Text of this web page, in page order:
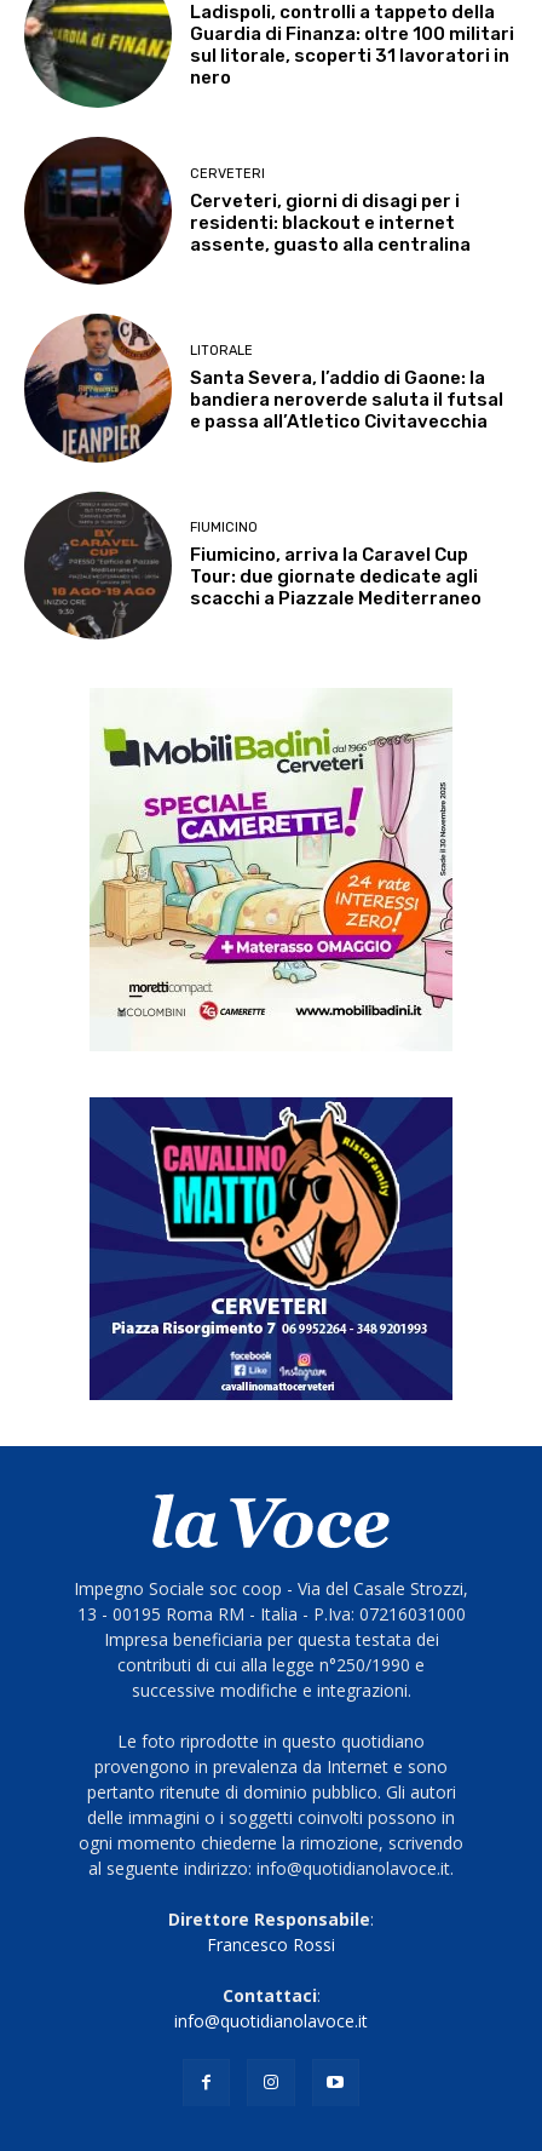
Ladispoli, controlli a tappeto della
Guardia di Finanza: oltre 100 militari
sul litorale, scoperti 31 lavoratori in
nero
CERVETERI
Cerveteri, giorni di disagi per i
residenti: blackout e internet
assente, guasto alla centralina
LITORALE
Santa Severa, l’addio di Gaone: la
bandiera neroverde saluta il futsal
e passa all’Atletico Civitavecchia
FIUMICINO
Fiumicino, arriva la Caravel Cup
Tour: due giornate dedicate agli
scacchi a Piazzale Mediterraneo
Impegno Sociale soc coop - Via del Casale Strozzi,
13 - 00195 Roma RM - Italia - P.Iva: 07216031000
Impresa beneficiaria per questa testata dei
contributi di cui alla legge n°250/1990 e
successive modifiche e integrazioni.
Le foto riprodotte in questo quotidiano
provengono in prevalenza da Internet e sono
pertanto ritenute di dominio pubblico. Gli autori
delle immagini o i soggetti coinvolti possono in
ogni momento chiederne la rimozione, scrivendo
al seguente indirizzo: info@quotidianolavoce.it.
Direttore Responsabile:
Francesco Rossi
Contattaci:
info@quotidianolavoce.it